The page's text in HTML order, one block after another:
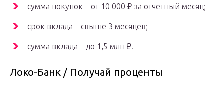
сумма покупок – от 10 000 ₽ за отчетный месяц;
срок вклада – свыше 3 месяцев;
сумма вклада – до 1,5 млн ₽.
Локо-Банк / Получай проценты